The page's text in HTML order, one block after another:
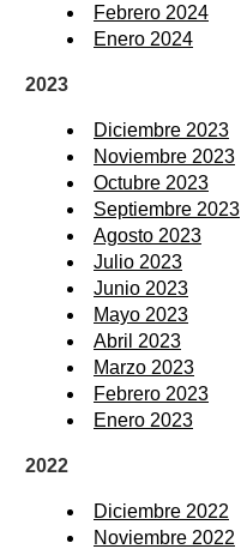
Febrero 2024
Enero 2024
2023
Diciembre 2023
Noviembre 2023
Octubre 2023
Septiembre 2023
Agosto 2023
Julio 2023
Junio 2023
Mayo 2023
Abril 2023
Marzo 2023
Febrero 2023
Enero 2023
2022
Diciembre 2022
Noviembre 2022